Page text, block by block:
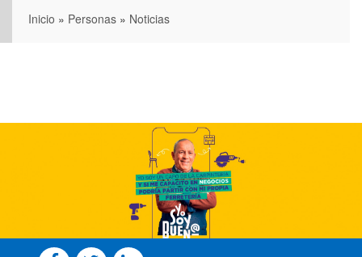
Inicio » Personas » Noticias